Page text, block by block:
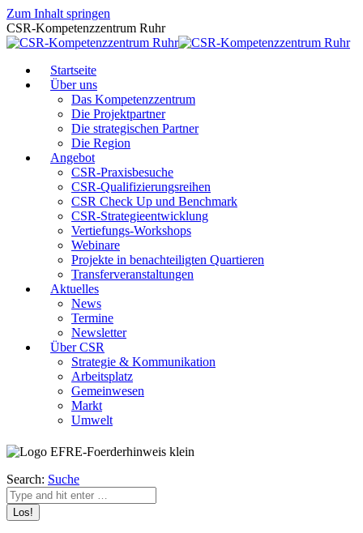
Zum Inhalt springen
CSR-Kompetenzzentrum Ruhr
Startseite
Über uns
Das Kompetenzzentrum
Die Projektpartner
Die strategischen Partner
Die Region
Angebot
CSR-Praxisbesuche
CSR-Qualifizierungsreihen
CSR Check Up und Benchmark
CSR-Strategieentwicklung
Vertiefungs-Workshops
Webinare
Projekte in benachteiligten Quartieren
Transferveranstaltungen
Aktuelles
News
Termine
Newsletter
Über CSR
Strategie & Kommunikation
Arbeitsplatz
Gemeinwesen
Markt
Umwelt
Search: Suche